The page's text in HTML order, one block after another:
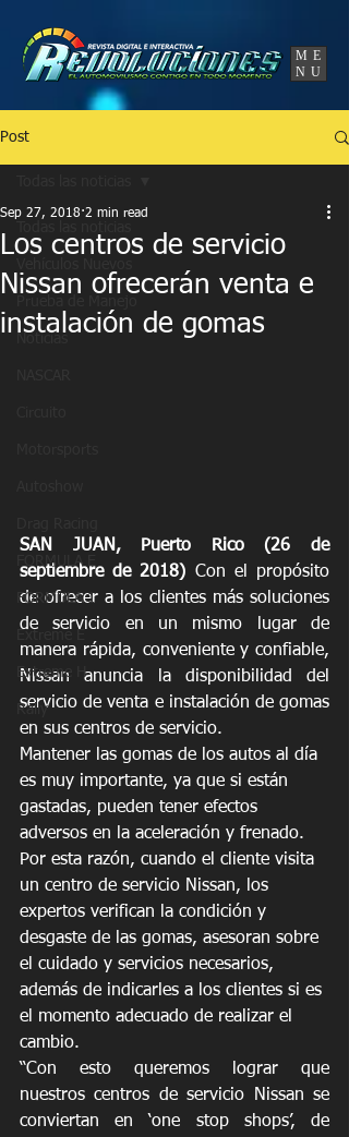
ME
NU
Post
FORMULA E
FORMULA 1
Extreme H
Rally
Los centros de servicio
Nissan ofrecerán venta e
instalación de gomas
Sep 27, 2018 2 min read
SAN JUAN, Puerto Rico (26 de
septiembre de 2018) Con el propósito
de ofrecer a los clientes más soluciones
de servicio en un mismo lugar de
manera rápida, conveniente y confiable,
Nissan anuncia la disponibilidad del
servicio de venta e instalación de gomas
en sus centros de servicio.
Mantener las gomas de los autos al día
es muy importante, ya que si están
gastadas, pueden tener efectos
adversos en la aceleración y frenado.
Por esta razón, cuando el cliente visita
un centro de servicio Nissan, los
expertos verifican la condición y
desgaste de las gomas, asesoran sobre
el cuidado y servicios necesarios,
además de indicarles a los clientes si es
el momento adecuado de realizar el
cambio.
“Con esto queremos lograr que
nuestros centros de servicio Nissan se
conviertan en ‘one stop shops’, de